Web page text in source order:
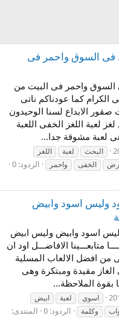
فى السوق واحمر فى
السوق واحمر فى البيت من
الكرام كما عودناكم ناتى
الابداع لسنا الوحيدون
لعبة اللغز الخفى اللعبة
لعبة مشوقة جدا...
البحث لعبة
اللغز
الخفى واحمر
الردود: 0
وليس اسود وابيض
اسود وابيض وليس ابيض
متابعـــينا الافاضـــل اود ان
من افضل الالعاب المسلية
مقيدة ومبتكرة وهى
بقوة الملاحظة...
اسوي لعبة
ابيض
وكلمة الردود: 0
المنتدى: